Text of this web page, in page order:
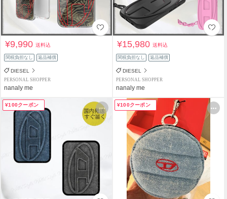
¥9,990送料込
関税負担なし 返品補償
DIESEL
PERSONAL SHOPPER
nanaly me
¥15,980送料込
関税負担なし 返品補償
DIESEL
PERSONAL SHOPPER
nanaly me
¥100クーポン ¥100クーポン